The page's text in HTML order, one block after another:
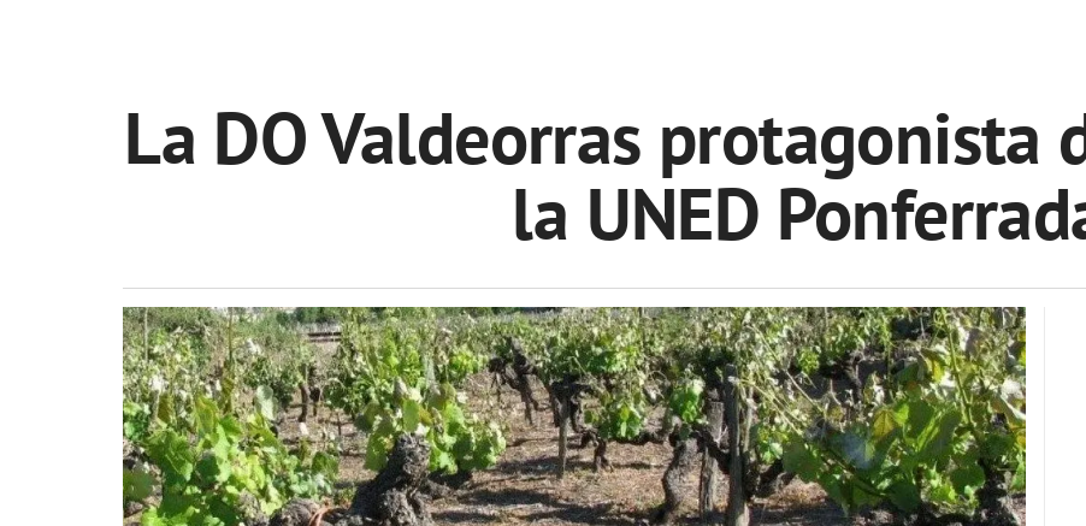
La DO Valdeorras protagonista
la UNED